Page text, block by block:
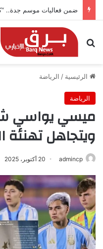
بحث عن
الرئيسية / الرياضة
الرياضة
ميسي يواسي
ويتجاهل تهنئة
admincp 20 أكتوبر، 2025